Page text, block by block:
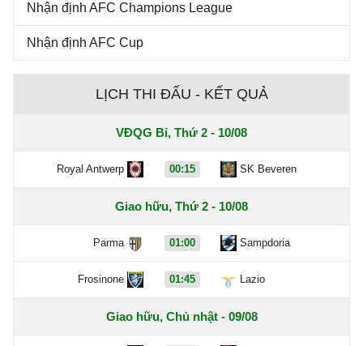
Nhận định AFC Champions League
Nhận định AFC Cup
LỊCH THI ĐẤU - KẾT QUẢ
VĐQG Bỉ, Thứ 2 - 10/08
Royal Antwerp 00:15 SK Beveren
Giao hữu, Thứ 2 - 10/08
Parma 01:00 Sampdoria
Frosinone 01:45 Lazio
Giao hữu, Chủ nhật - 09/08